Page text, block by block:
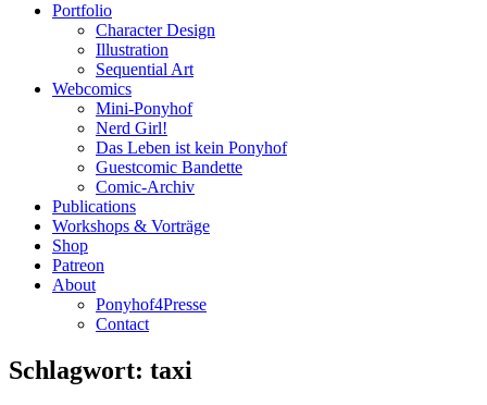
Portfolio
Character Design
Illustration
Sequential Art
Webcomics
Mini-Ponyhof
Nerd Girl!
Das Leben ist kein Ponyhof
Guestcomic Bandette
Comic-Archiv
Publications
Workshops & Vorträge
Shop
Patreon
About
Ponyhof4Presse
Contact
Schlagwort: taxi